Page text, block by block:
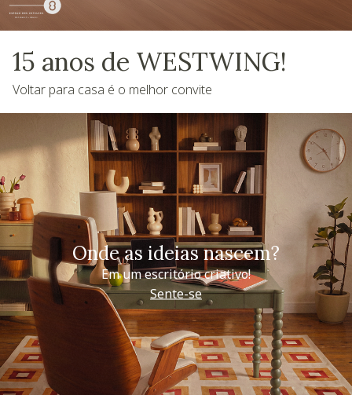
15 anos de WESTWING!
Voltar para casa é o melhor convite
Onde as ideias nascem?
Em um escritório criativo!
Sente-se